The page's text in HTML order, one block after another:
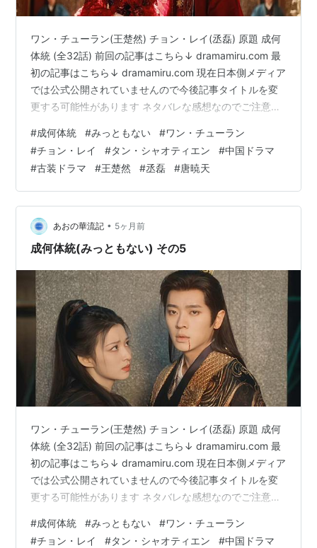
ワン・チューラン(王楚然) チョン・レイ(丞磊) 原題 成何
体統 (全32話) 前回の記事はこちら↓ dramamiru.com 最
初の記事はこちら↓ dramamiru.com 現在日本側メディア
では公式公開されていませんので今後記事タイトルを変
更する可能性があります ネタバレな感想なのでご注意！
ネタバレＯＫな方のみどうぞ 朝廷を一掃した澹は自分が
招いた書生たちを無事に出世させる。 しかし出会った時
に6人だった彼らは半分になってしまった。 敵の刃に倒
れちゃった、文官なのに…… 病気で先が長くないとわか
っていた岑菫天を始め、みんな民のために…
#成何体統 #みっともない #ワン・チューラン
#チョン・レイ #タン・シャオティエン #中国ドラマ
#古装ドラマ #王楚然 #丞磊 #唐暁天
あおの華流記 • 5ヶ月前
成何体統(みっともない) その5
ワン・チューラン(王楚然) チョン・レイ(丞磊) 原題 成何
体統 (全32話) 前回の記事はこちら↓ dramamiru.com 最
初の記事はこちら↓ dramamiru.com 現在日本側メディア
では公式公開されていませんので今後記事タイトルを変
更する可能性があります ネタバレな感想なのでご注意！
ネタバレＯＫな方のみどうぞ ここで永児に告白したこと
#成何体統 #みっともない #ワン・チューラン
#チョン・レイ #タン・シャオティエン #中国ドラマ